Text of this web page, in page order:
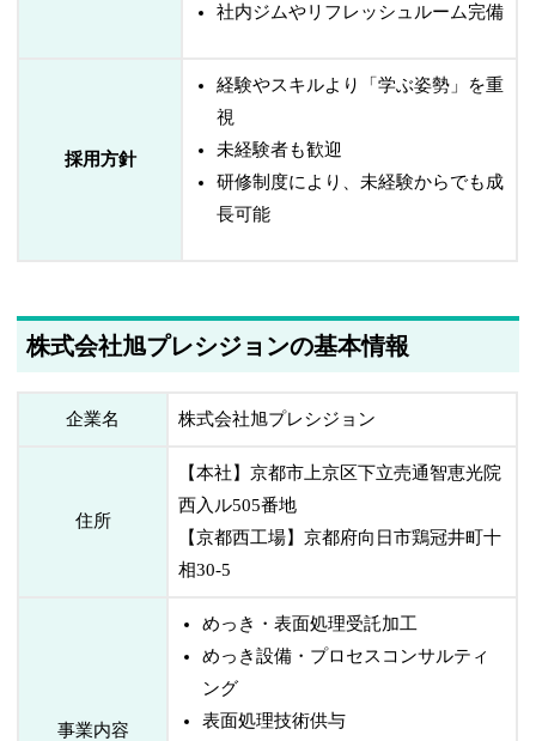
社内ジムやリフレッシュルーム完備
採用方針
経験やスキルより「学ぶ姿勢」を重
視
未経験者も歓迎
研修制度により、未経験からでも成
長可能
株式会社旭プレシジョンの基本情報
企業名 株式会社旭プレシジョン
住所
【本社】京都市上京区下立売通智恵光院
西入ル505番地
【京都西工場】京都府向日市鶏冠井町十
相30-5
事業内容
めっき・表面処理受託加工
めっき設備・プロセスコンサルティ
ング
表面処理技術供与